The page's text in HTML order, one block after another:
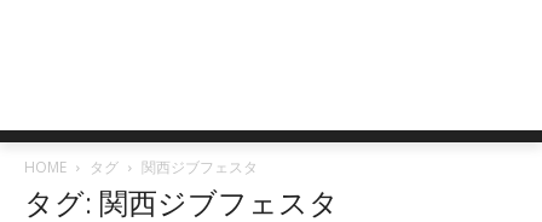
HOME タグ 関西ジブフェスタ
タグ: 関西ジブフェスタ